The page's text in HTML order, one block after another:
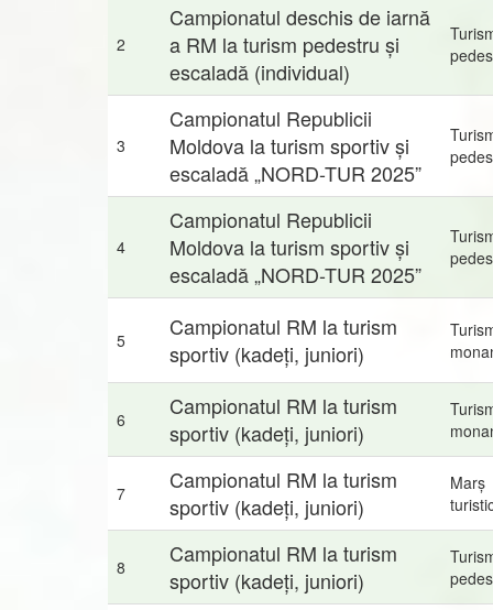
2
Campionatul deschis de iarnă
a RM la turism pedestru și
escaladă (individual)
3
Campionatul Republicii
Moldova la turism sportiv și
escaladă „NORD-TUR 2025”
4
Campionatul Republicii
Moldova la turism sportiv și
escaladă „NORD-TUR 2025”
5
Campionatul RM la turism
sportiv (kadeți, juniori)
6
Campionatul RM la turism
sportiv (kadeți, juniori)
7
Campionatul RM la turism
sportiv (kadeți, juniori)
Marș
8
Campionatul RM la turism
sportiv (kadeți, juniori)